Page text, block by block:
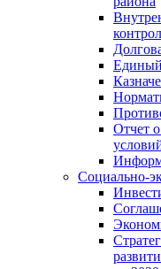
Отчет
Социально-